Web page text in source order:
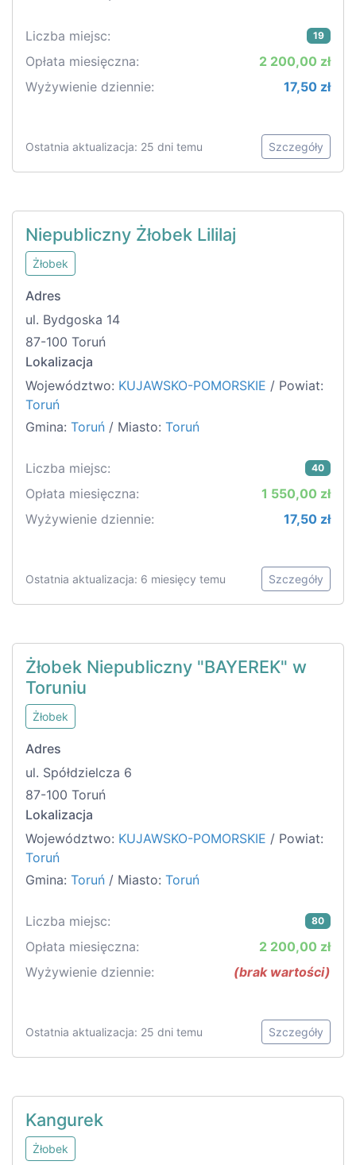
Liczba miejsc: 19
Opłata miesięczna:
2 200,00 zł
Wyżywienie dziennie:
17,50 zł
Ostatnia aktualizacja: 25 dni temu Szczegóły
Niepubliczny Żłobek Lililaj
Żłobek
Adres
ul. Bydgoska 14
87-100 Toruń
Lokalizacja
Województwo: KUJAWSKO-POMORSKIE / Powiat:
Toruń
Gmina: Toruń / Miasto: Toruń
Liczba miejsc: 40
Opłata miesięczna:
1 550,00 zł
Wyżywienie dziennie:
17,50 zł
Ostatnia aktualizacja: 6 miesięcy temu Szczegóły
Żłobek Niepubliczny "BAYEREK" w
Toruniu
Żłobek
Adres
ul. Spółdzielcza 6
87-100 Toruń
Lokalizacja
Województwo: KUJAWSKO-POMORSKIE / Powiat:
Toruń
Gmina: Toruń / Miasto: Toruń
Liczba miejsc: 80
Opłata miesięczna:
2 200,00 zł
Wyżywienie dziennie:
(brak wartości)
Ostatnia aktualizacja: 25 dni temu Szczegóły
Kangurek
Żłobek